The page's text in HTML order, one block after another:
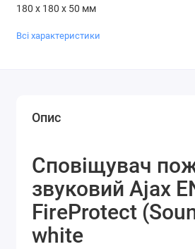
180 x 180 x 50 мм
Всі характеристики
Опис
Сповіщувач
звуковий Ajax
FireProtect
white